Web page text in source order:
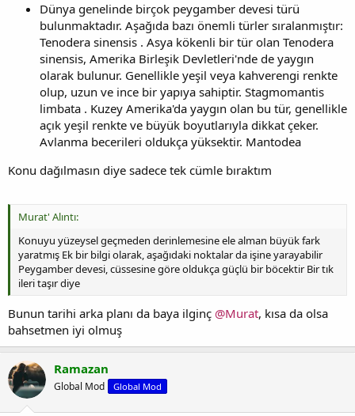
Dünya genelinde birçok peygamber devesi türü
bulunmaktadır. Aşağıda bazı önemli türler sıralanmıştır:
Tenodera sinensis . Asya kökenli bir tür olan Tenodera
sinensis, Amerika Birleşik Devletleri'nde de yaygın
olarak bulunur. Genellikle yeşil veya kahverengi renkte
olup, uzun ve ince bir yapıya sahiptir. Stagmomantis
limbata . Kuzey Amerika'da yaygın olan bu tür, genellikle
açık yeşil renkte ve büyük boyutlarıyla dikkat çeker.
Avlanma becerileri oldukça yüksektir. Mantodea
Konu dağılmasın diye sadece tek cümle bıraktım
Murat' Alıntı:
Konuyu yüzeysel geçmeden derinlemesine ele alman büyük fark
yaratmış Ek bir bilgi olarak, aşağıdaki noktalar da işine yarayabilir
Peygamber devesi, cüssesine göre oldukça güçlü bir böcektir Bir tık
ileri taşır diye
Bunun tarihi arka planı da baya ilginç @Murat, kısa da olsa
bahsetmen iyi olmuş
Ramazan
Global Mod Global Mod